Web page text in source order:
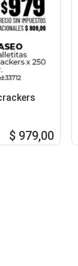
$ 979,00